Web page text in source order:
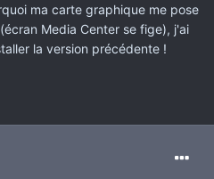
ma carte graphique me pose
Media Center se fige), j'ai
la version précédente !